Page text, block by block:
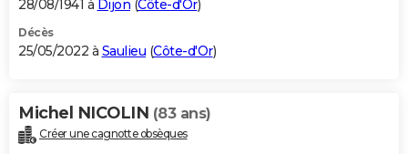
28/08/1941 à Dijon (Côte-d'Or)
Décès
25/05/2022 à Saulieu (Côte-d'Or)
Michel NICOLIN (83 ans)
Créer une cagnotte obsèques